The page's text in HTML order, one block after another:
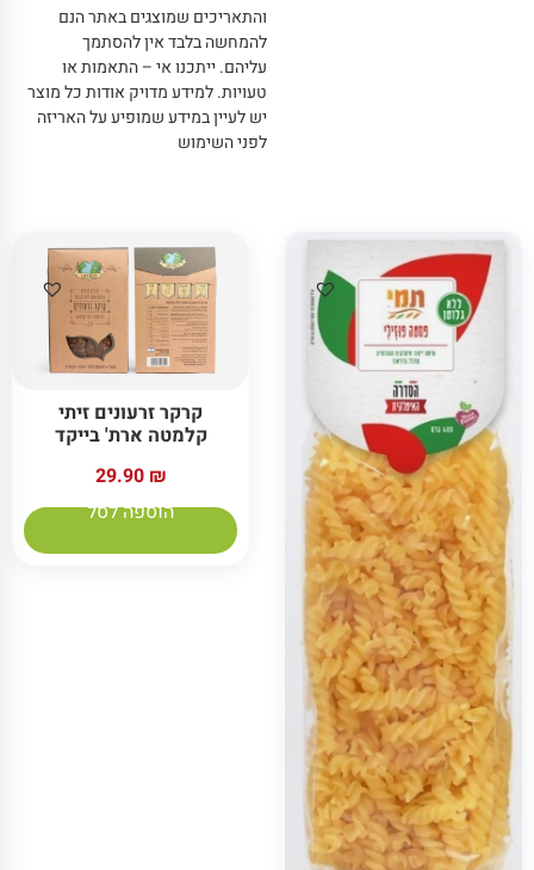
והתאריכים שמוצגים באתר הנם
להמחשה בלבד אין להסתמך
עליהם.ייתכנו אי – התאמות או
טעויות.למידע מדויק אודות כל מוצר
יש לעיין במידע שמופיע על האריזה
לפני השימוש
קרקר זרעונים זיתי
קלמטה ארת' בייקד
29.90 ₪
הוספה לסל